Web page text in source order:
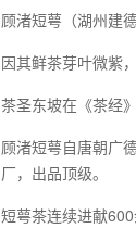
顾渚短萼（湖州建德
因其鲜茶芽叶微紫
茶圣东坡在《茶经
顾渚短萼自唐朝广
厂，出品顶级。
短萼茶连续进献